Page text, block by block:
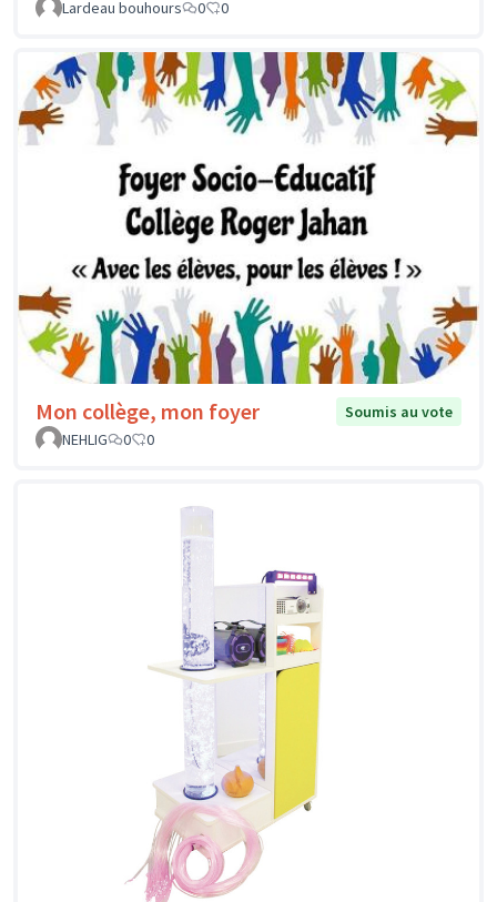
Lardeau bouhours 0 0
Mon collège, mon foyer
Soumis au vote
NEHLIG
0 0